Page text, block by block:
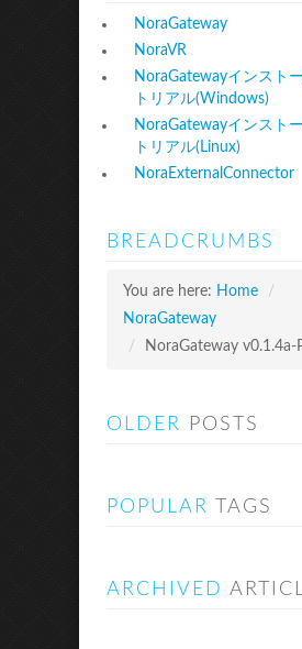
NoraGateway
NoraVR
NoraGatewayインスト
トリアル(Windows)
NoraGatewayインスト
トリアル(Linux)
NoraExternalConnector
BREADCRUMBS
You are here: Home
/
NoraGateway
/
NoraGateway v0.1.4a-
OLDER POSTS
POPULAR TAGS
ARCHIVED